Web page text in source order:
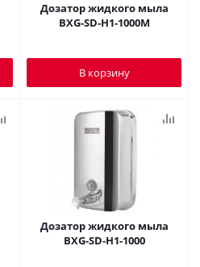
Дозатор жидкого мыла
BXG-SD-H1-1000M
В корзину
Дозатор жидкого мыла
BXG-SD-H1-1000